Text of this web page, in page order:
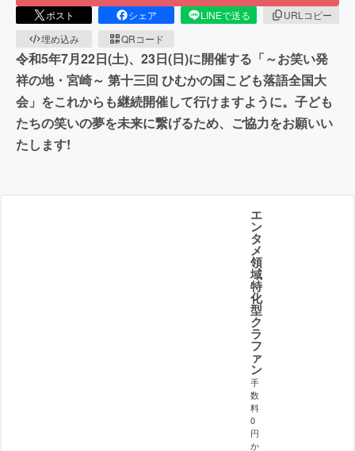
ポスト シェア LINEで送る
URLコピー
埋め込み
QRコード
令和5年7月22日(土)、23日(日)に開催する「～お笑い発
祥の地・宮崎～ 第十三回 ひむかの国こども落語全国大
会」をこれからも継続開催して行けますように。子ども
たちの笑いの夢を未来に繋げるため、ご協力をお願いい
たします!
エ
ン
タ
メ
領
域
特
化
型
ク
ラ
フ
ァ
ン
手
数
料
0
円
か